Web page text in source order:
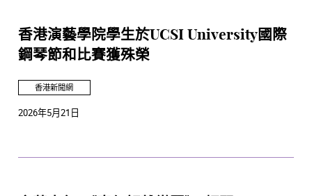
香港演藝學院學生於UCSI University國際
鋼琴節和比賽獲殊榮
香港新聞網
2026年5月21日